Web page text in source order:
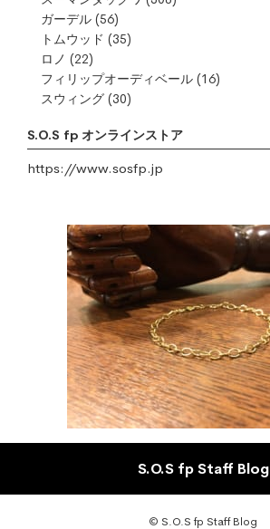
ガーデル (56)
トムウッド (35)
ロノ (22)
フィリップオーディベール (16)
スウィング (30)
S.O.S fp オンラインストア
https://www.sosfp.jp
S.O.S fp Staff Blog
© S.O.S fp Staff Blog